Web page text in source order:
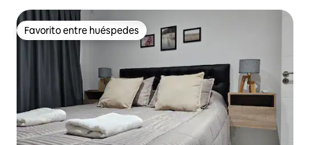
Favorito entre huéspedes
Favorito entre huéspedes